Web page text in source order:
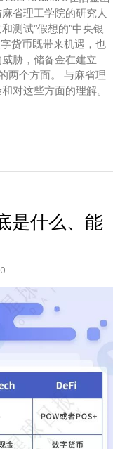
省理工学院的研究人
测试“假想的”中央银
货币既带来机遇，也
胁，储备金在建立
两个方面。 与麻省理
对这些方面的理解。
是什么、能
0